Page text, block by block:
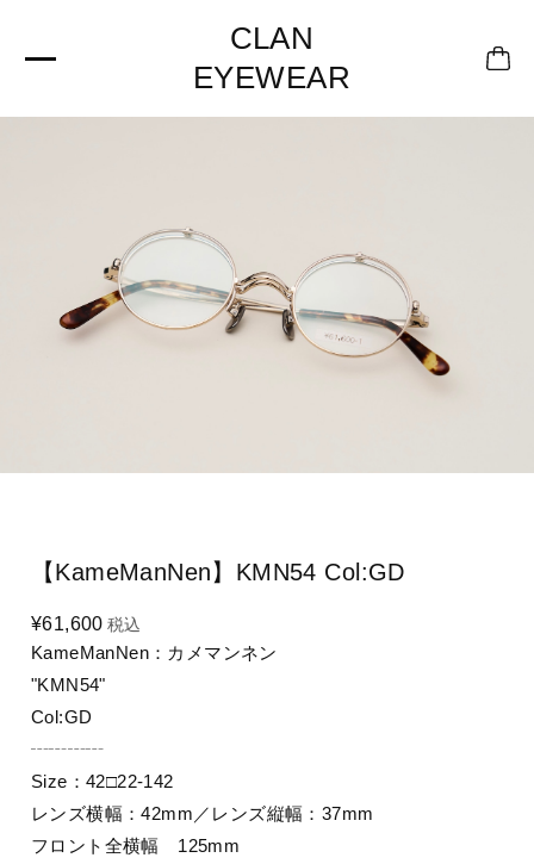
CLAN
EYEWEAR
【KameManNen】KMN54 Col:GD
¥61,600 税込
KameManNen：カメマンネン
"KMN54"
Col:GD
┄┄┄┄
Size：42□22-142
レンズ横幅：42mm／レンズ縦幅：37mm
フロント全横幅 125mm